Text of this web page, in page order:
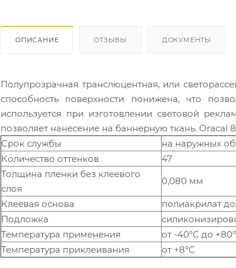
ОПИСАНИЕ ОТЗЫВЫ ДОКУМЕНТЫ
Полупрозрачная транслюцентная, или
способность поверхности понижена, что
используется при изготовлении световой
позволяет нанесение на баннерную ткань. Oracal
Срок службы
на наружных
Количество оттенков
47
Толщина пленки без клеевого
слоя
0,080 мм
Клеевая основа
полиакрилат
Подложка
Температура применения
от -40°С до
Температура приклеивания
от +8°С